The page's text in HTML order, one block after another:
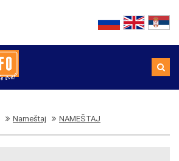
Nameštaj NAMEŠTAJ